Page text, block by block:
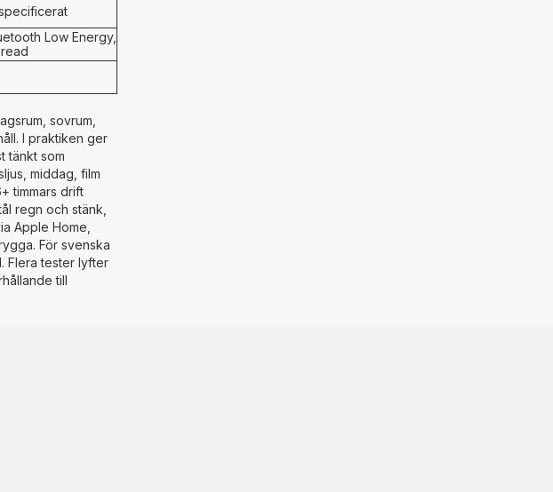
Low Energy,
sovrum,
I praktiken ger
tänkt som
middag, film
timmars drift
regn och stänk,
Apple Home,
För svenska
Flera tester lyfter
till